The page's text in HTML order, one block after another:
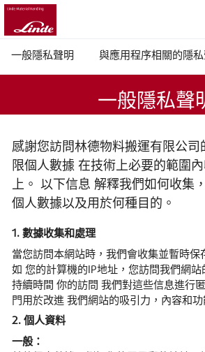
一般隱私聲明 與應用程序相關的隱私
一般隱私聲
感謝您訪問林德物料搬運有限公司
限個人數據 在技術上必要的範圍
上。 以下信息 解釋我們如何收集
個人數據以及用於何種目的。
1. 數據收集和處理
當您訪問本網站時，我們會收集並暫時保
如 您的計算機的IP地址，您訪問我們網站
持續時間 你的訪問 我們對這些信息進行
門用於改進 我們網站的吸引力，內容和功
2. 個人資料
一般：